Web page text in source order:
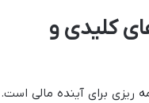
کلیدی و
ریزی برای آینده مالی است.